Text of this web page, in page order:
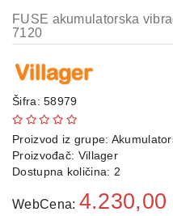
Agregati
Merni
instrumenti
Police
FUSE akumulatorska
7120
Šifra: 58979
Proizvod iz grupe:
Proizvođač: Villager
Dostupna količina: 2
WebCena: 4.230,00